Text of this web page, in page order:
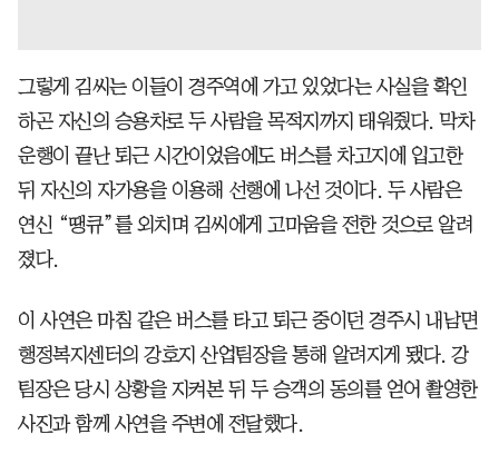
그렇게 김씨는 이들이 경주역에 가고 있었다는 사실을 확인
하곤 자신의 승용차로 두 사람을 목적지까지 태워줬다. 막차
운행이 끝난 퇴근 시간이었음에도 버스를 차고지에 입고한
뒤 자신의 자가용을 이용해 선행에 나선 것이다. 두 사람은
연신 “땡큐”를 외치며 김씨에게 고마움을 전한 것으로 알려
졌다.
이 사연은 마침 같은 버스를 타고 퇴근 중이던 경주시 내남면
행정복지센터의 강호지 산업팀장을 통해 알려지게 됐다. 강
팀장은 당시 상황을 지켜본 뒤 두 승객의 동의를 얻어 촬영한
사진과 함께 사연을 주변에 전달했다.